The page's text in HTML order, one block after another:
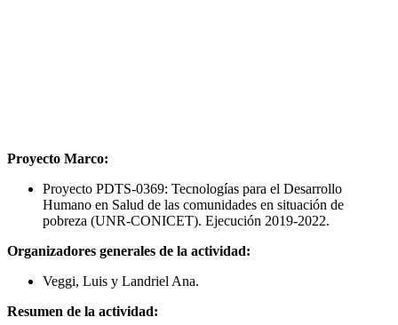
Proyecto Marco:
Proyecto PDTS-0369: Tecnologías para el Desarrollo
Humano en Salud de las comunidades en situación de
pobreza (UNR-CONICET). Ejecución 2019-2022.
Organizadores generales de la actividad:
Veggi, Luis y Landriel Ana.
Resumen de la actividad: